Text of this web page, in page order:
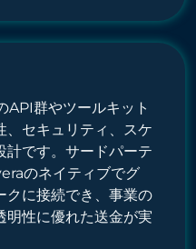
群やツールキット
、セキュリティ、スケ
計です。サードパーテ
のネイティブでグ
クに接続でき、事業の
明性に優れた送金が実